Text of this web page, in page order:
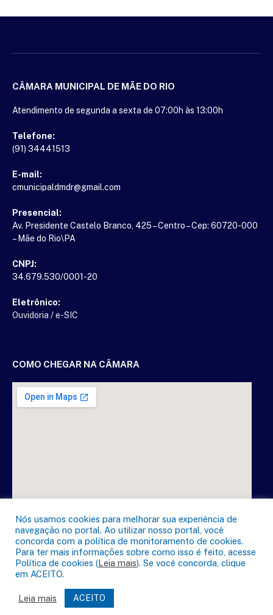
CÂMARA MUNICIPAL DE MÃE DO RIO
Atendimento de segunda a sexta de 07:00h às 13:00h
Telefone:
(91) 34441513
E-mail:
cmunicipaldmdr@gmail.com
Presencial:
Av. Presidente Castelo Branco, 425 – Centro – Cep: 60720-000
– Mãe do Rio\PA
CNPJ:
34.679.530/0001-20
Eletrônico:
Ouvidoria /e-SIC
COMO CHEGAR NA CÂMARA
DESENVOLVIDO POR CR2
Nós usamos cookies para melhorar sua experiência de
navegação no portal. Ao utilizar nosso portal, você
concorda com a política de monitoramento de cookies.
Para ter mais informações sobre como isso é feito, acesse
Política de cookies (Leia mais). Se você concorda, clique
em ACEITO.
Leia mais ACEITO